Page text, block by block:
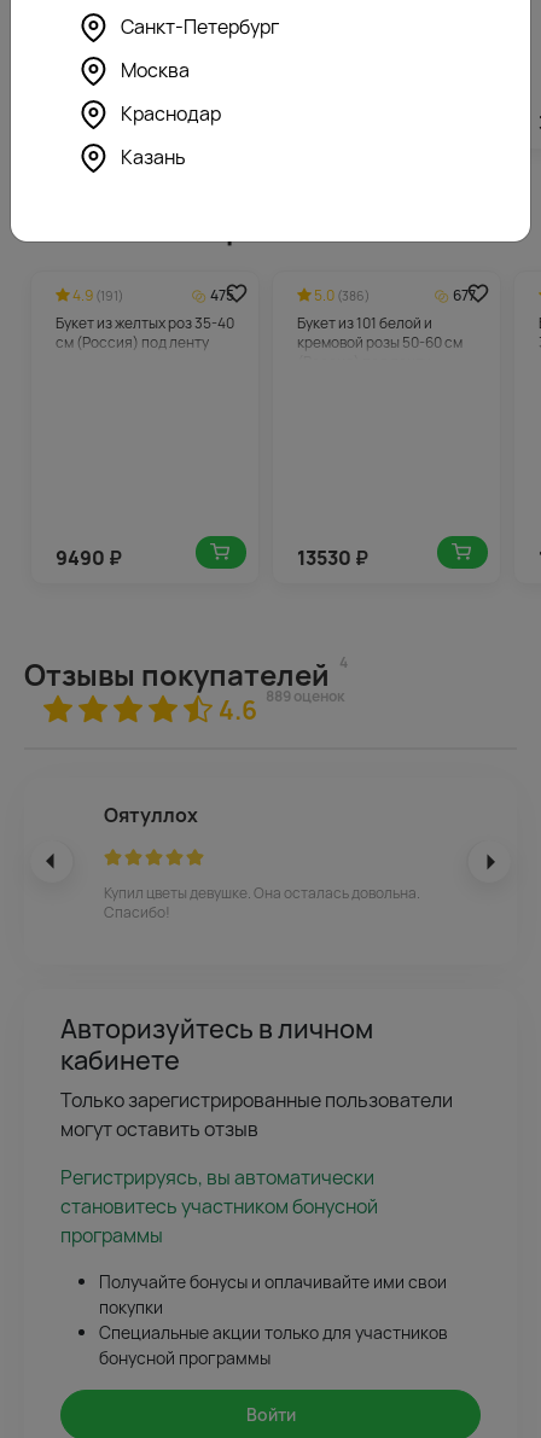
2360₽
4.9 (191)
475
Букет из желтых роз 35-40
см (Россия) под ленту
9490 ₽
5.0 (386)
677
Букет из 101 белой и
кремовой розы 50-60 см
13530 ₽
Отзывы покупателей 4
4.6 889 оценок
Оятуллох
Купил цветы девушке. Она осталась довольна.
Спасибо!
Авторизуйтесь в личном
кабинете
Только зарегистрированные пользователи
могут оставить отзыв
Регистрируясь, вы автоматически
становитесь участником бонусной
программы
Получайте бонусы и оплачивайте ими свои
покупки
Специальные акции только для участников
бонусной программы
Войти
Санкт-Петербург
Москва
Краснодар
Казань